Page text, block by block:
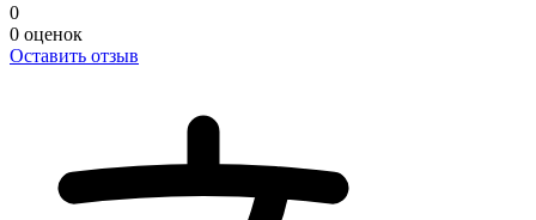
0
0 оценок
Оставить отзыв